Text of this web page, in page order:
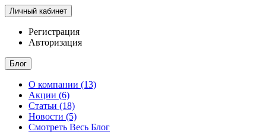
Личный кабинет
Регистрация
Авторизация
Блог
О компании (13)
Акции (6)
Статьи (18)
Новости (5)
Смотреть Весь Блог